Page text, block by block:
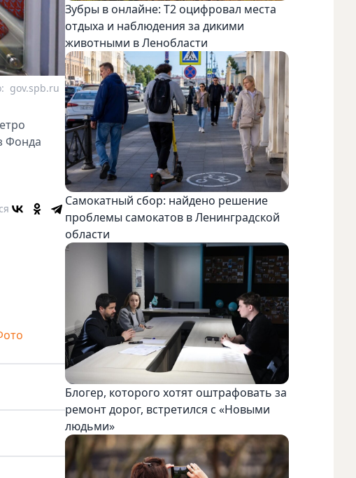
gov.spb.ru
Фонда
Зубры в онлайне: Т2 оцифровал места
отдыха и наблюдения за дикими
животными в Ленобласти
Самокатный сбор: найдено решение
проблемы самокатов в Ленинградской
области
Блогер, которого хотят оштрафовать за
ремонт дорог, встретился с «Новыми
людьми»